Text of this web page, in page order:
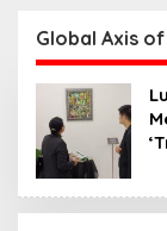
Dukungan
Kepada
Tua
Global Axis